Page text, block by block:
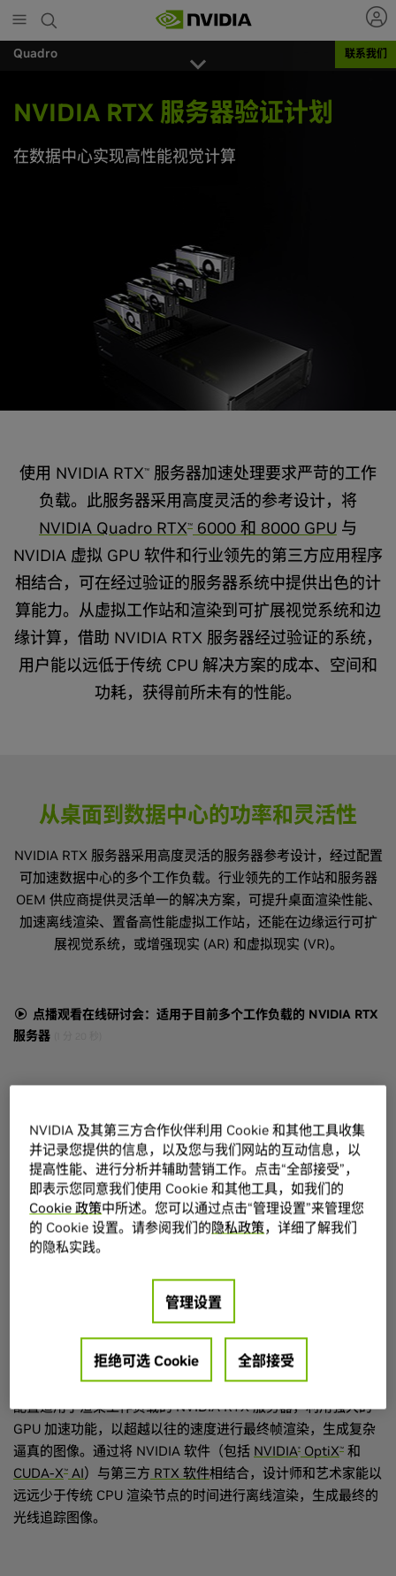
to
main
content
Quadro 联系我们
NVIDIA RTX 服务器验证计划
在数据中心实现高性能视觉计算
使用 NVIDIA RTX™
服务器加速处理要求严苛的工作
负载。此服务器采用高度灵活的参考设计，将
NVIDIA Quadro RTX™ 6000 和 8000 GPU 与
NVIDIA 虚拟 GPU 软件和行业领先的第三方应用程序
相结合，可在经过验证的服务器系统中提供出色的计
算能力。从虚拟工作站和渲染到可扩展视觉系统和边
缘计算，借助 NVIDIA RTX 服务器经过验证的系统，
用户能以远低于传统 CPU 解决方案的成本、空间和
功耗，获得前所未有的性能。
从桌面到数据中心的功率和灵活性
NVIDIA RTX 服务器采用高度灵活的服务器参考设计，经过配置
可加速数据中心的多个工作负载。行业领先的工作站和服务器
OEM 供应商提供灵活单一的解决方案，可提升桌面渲染性能、
加速离线渲染、置备高性能虚拟工作站，还能在边缘运行可扩
展视觉系统，或增强现实 (AR) 和虚拟现实 (VR)。
点播观看在线研讨会：适用于目前多个工作负载的 NVIDIA RTX
服务器
离线渲染
配置适用于渲染工作负载的 NVIDIA RTX 服务器，利用强大的
GPU 加速功能，以超越以往的速度进行最终帧渲染，生成复杂
逼真的图像。通过将 NVIDIA 软件（包括 NVIDIA® OptiX™ 和
CUDA-X™ AI）与第三方 RTX 软件相结合，设计师和艺术家能以
远远少于传统 CPU 渲染节点的时间进行离线渲染，生成最终的
光线追踪图像。
图片由 Image Engine©NETFLIX 提供
NVIDIA 及其第三方合作伙伴利用 Cookie 和其他工具收集
并记录您提供的信息，以及您与我们网站的互动信息，以
提高性能、进行分析并辅助营销工作。点击“全部接受”，
即表示您同意我们使用 Cookie 和其他工具，如我们的
Cookie 政策中所述。您可以通过点击“管理设置”来管理您
的 Cookie 设置。请参阅我们的隐私政策，详细了解我们
的隐私实践。
管理设置
拒绝可选 Cookie 全部接受